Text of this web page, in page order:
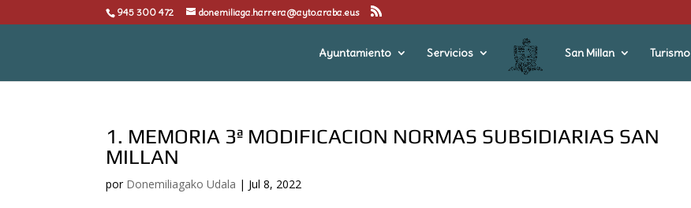
945 300 472 donemiliaga.harrera@ayto.araba.eus
Ayuntamiento Servicios San Millan Turismo
1. MEMORIA 3ª MODIFICACION NORMAS SUBSIDIARIAS SAN
MILLAN
por Donemiliagako Udala | Jul 8, 2022